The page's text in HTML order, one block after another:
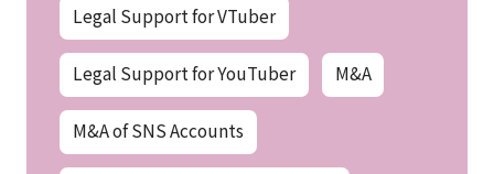
Legal Support for VTuber
Legal Support for YouTuber M&A
M&A of SNS Accounts